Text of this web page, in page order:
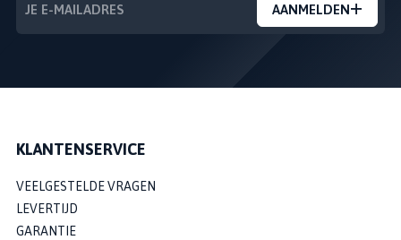
AANMELDEN
KLANTENSERVICE
VEELGESTELDE VRAGEN
LEVERTIJD
GARANTIE